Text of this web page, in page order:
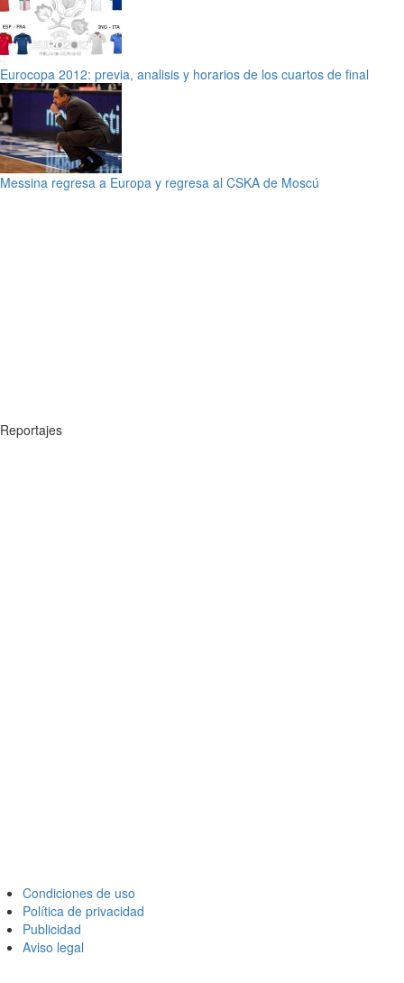
Eurocopa 2012: previa, analisis y horarios de los cuartos de final
Messina regresa a Europa y regresa al CSKA de Moscú
Reportajes
Condiciones de uso
Política de privacidad
Publicidad
Aviso legal